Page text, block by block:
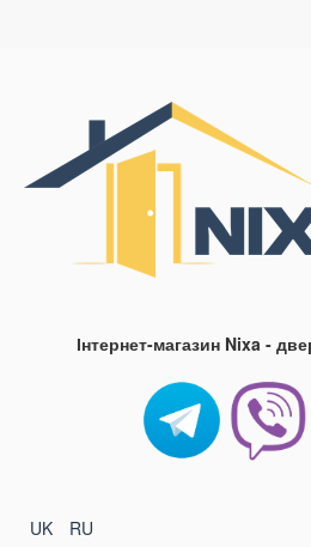
Блог
Інтернет-магазин Nixa -
UK RU